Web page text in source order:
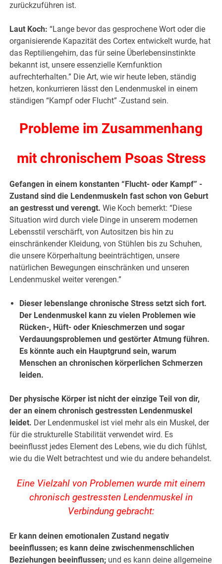
zurückzuführen ist.
Laut Koch: “Lange bevor das gesprochene Wort oder die
organisierende Kapazität des Cortex entwickelt wurde, hat
das Reptiliengehirn, das für seine Überlebensinstinkte
bekannt ist, unsere essenzielle Kernfunktion
aufrechterhalten.” Die Art, wie wir heute leben, ständig
hetzen, konkurrieren lässt den Lendenmuskel in einem
ständigen “Kampf oder Flucht” -Zustand sein.
Probleme im Zusammenhang
mit chronischem Psoas Stress
Gefangen in einem konstanten “Flucht- oder Kampf” -
Zustand sind die Lendenmuskeln fast schon von Geburt
an gestresst und verengt. Wie Koch bemerkt: “Diese
Situation wird durch viele Dinge in unserem modernen
Lebensstil verschärft, von Autositzen bis hin zu
einschränkender Kleidung, von Stühlen bis zu Schuhen,
die unsere Körperhaltung beeinträchtigen, unsere
natürlichen Bewegungen einschränken und unseren
Lendenmuskel weiter verengen.”
Dieser lebenslange chronische Stress setzt sich fort.
Der Lendenmuskel kann zu vielen Problemen wie
Rücken-, Hüft- oder Knieschmerzen und sogar
Verdauungsproblemen und gestörter Atmung führen.
Es könnte auch ein Hauptgrund sein, warum
Menschen an chronischen körperlichen Schmerzen
leiden.
Der physische Körper ist nicht der einzige Teil von dir,
der an einem chronisch gestressten Lendenmuskel
leidet. Der Lendenmuskel ist viel mehr als ein Muskel, der
für die strukturelle Stabilität verwendet wird. Es
beeinflusst jedes Element des Lebens, wie du dich fühlst,
wie du die Welt betrachtest und wie du andere behandelst.
Eine Vielzahl von Problemen wurde mit einem
chronisch gestressten Lendenmuskel in
Verbindung gebracht:
Er kann deinen emotionalen Zustand negativ
beeinflussen; es kann deine zwischenmenschlichen
Beziehungen beeinflussen; und es kann deine allgemeine